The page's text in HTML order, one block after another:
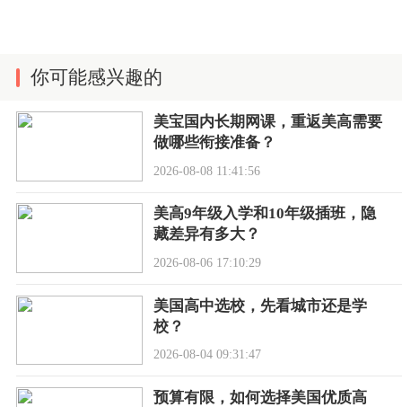
你可能感兴趣的
美宝国内长期网课，重返美高需要
做哪些衔接准备？
2026-08-08 11:41:56
美高9年级入学和10年级插班，隐
藏差异有多大？
2026-08-06 17:10:29
美国高中选校，先看城市还是学
校？
2026-08-04 09:31:47
预算有限，如何选择美国优质高